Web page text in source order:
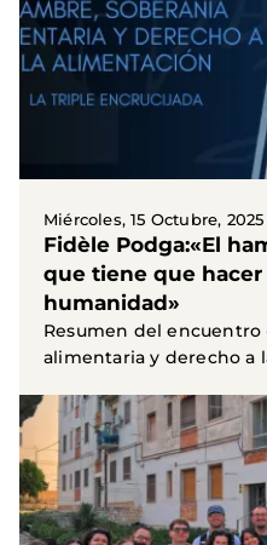
Miércoles, 15 Octubre, 2025
Fidèle Podga:«El
que tiene que hacer
humanidad»
Resumen del encuentro
alimentaria y derecho a